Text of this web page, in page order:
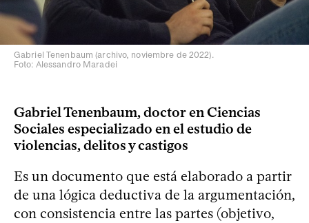
Gabriel Tenenbaum (archivo, noviembre de 2022).
Foto: Alessandro Maradei
Gabriel Tenenbaum, doctor en Ciencias
Sociales especializado en el estudio de
violencias, delitos y castigos
Es un documento que está elaborado a partir
de una lógica deductiva de la argumentación,
con consistencia entre las partes (objetivo,